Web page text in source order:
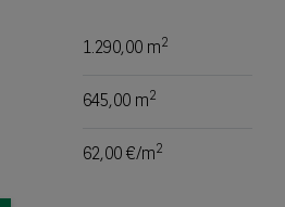
1.290,00 m2
645,00 m2
62,00 €/m2